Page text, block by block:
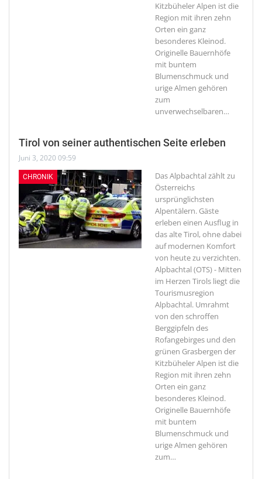
Kitzbüheler Alpen ist die
Region mit ihren zehn
Orten ein ganz
besonderes Kleinod.
Originelle Bauernhöfe
mit buntem
Blumenschmuck und
urige Almen gehören
zum
unverwechselbaren…
Tirol von seiner authentischen Seite erleben
Juni 3, 2020 09:59
CHRONIK
Das Alpbachtal zählt zu
Österreichs
ursprünglichsten
Alpentälern. Gäste
erleben einen Ausflug in
das alte Tirol, ohne dabei
auf modernen Komfort
von heute zu verzichten.
Alpbachtal (OTS) - Mitten
im Herzen Tirols liegt die
Tourismusregion
Alpbachtal. Umrahmt
von den schroffen
Berggipfeln des
Rofangebirges und den
grünen Grasbergen der
Kitzbüheler Alpen ist die
Region mit ihren zehn
Orten ein ganz
besonderes Kleinod.
Originelle Bauernhöfe
mit buntem
Blumenschmuck und
urige Almen gehören
zum…